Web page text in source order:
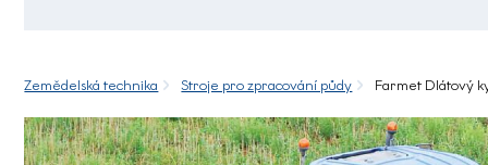
Zemědelská technika Stroje pro zpracování půdy Farmet Dlátový